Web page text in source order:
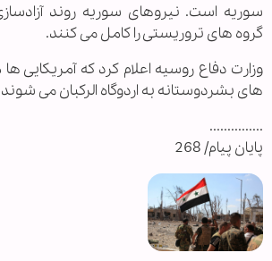
سوریه است. نیروهای سوریه روند آزادسازی
گروه های تروریستی را کامل می کنند.
وزارت دفاع روسیه اعلام کرد که آمریکایی
های بشردوستانه به اردوگاه الرکبان می
...............
پایان پیام/ 268